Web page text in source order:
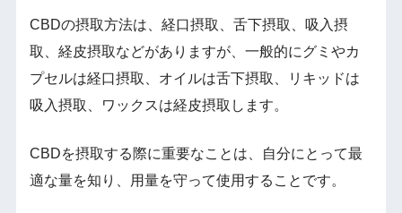
CBDの摂取方法は、経口摂取、舌下摂取、吸入摂
取、経皮摂取などがありますが、一般的にグミやカ
プセルは経口摂取、オイルは舌下摂取、リキッドは
吸入摂取、ワックスは経皮摂取します。
CBDを摂取する際に重要なことは、自分にとって最
適な量を知り、用量を守って使用することです。